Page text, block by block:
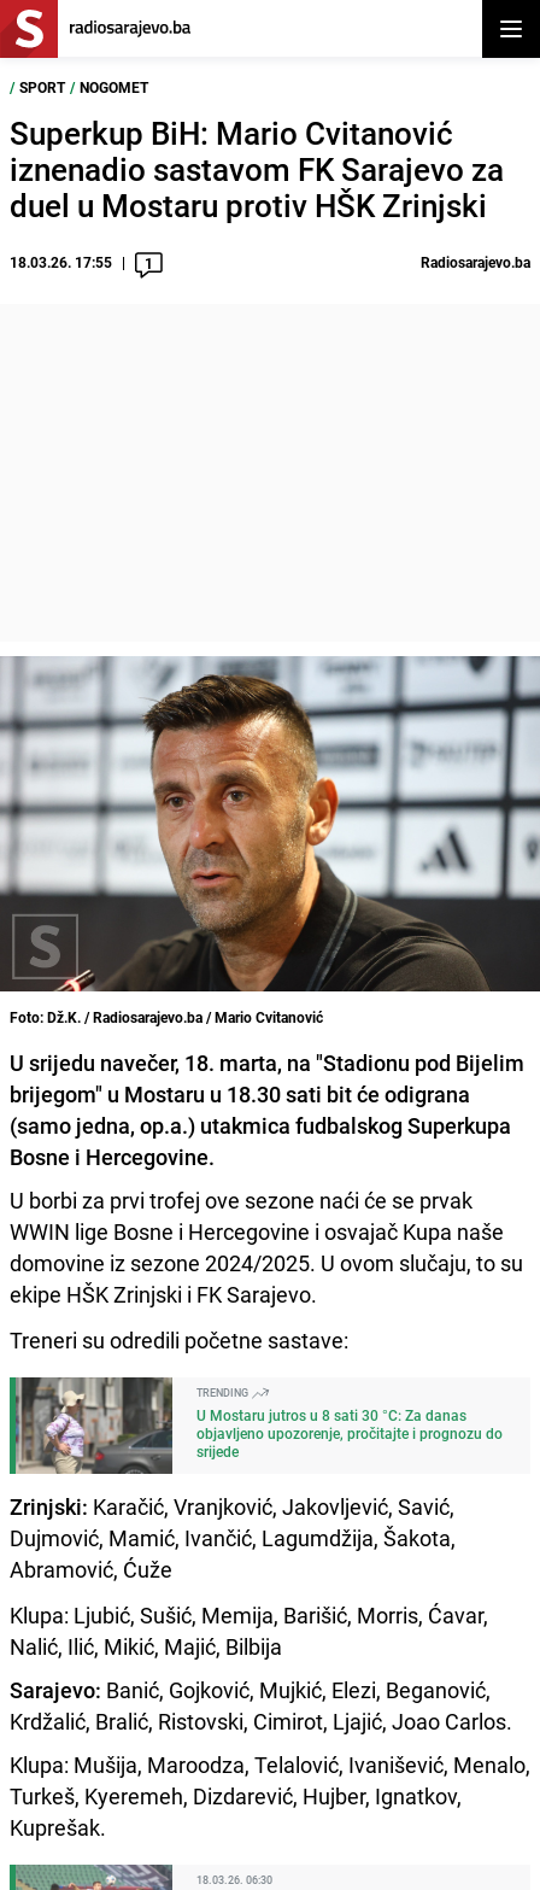
/ SPORT / NOGOMET
Superkup BiH: Mario Cvitanović
iznenadio sastavom FK Sarajevo za
duel u Mostaru protiv HŠK Zrinjski
18.03.26. 17:55 1 Radiosarajevo.ba
Foto: Dž.K. / Radiosarajevo.ba / Mario Cvitanović
U srijedu navečer, 18. marta, na "Stadionu pod Bijelim
brijegom" u Mostaru u 18.30 sati bit će odigrana
(samo jedna, op.a.) utakmica fudbalskog Superkupa
Bosne i Hercegovine.
U borbi za prvi trofej ove sezone naći će se prvak
WWIN lige Bosne i Hercegovine i osvajač Kupa naše
domovine iz sezone 2024/2025. U ovom slučaju, to su
ekipe HŠK Zrinjski i FK Sarajevo.
Treneri su odredili početne sastave:
TRENDING
U Mostaru jutros u 8 sati 30 °C: Za danas
objavljeno upozorenje, pročitajte i prognozu do
srijede
Zrinjski: Karačić, Vranjković, Jakovljević, Savić,
Dujmović, Mamić, Ivančić, Lagumdžija, Šakota,
Abramović, Ćuže
Klupa: Ljubić, Sušić, Memija, Barišić, Morris, Ćavar,
Nalić, Ilić, Mikić, Majić, Bilbija
Sarajevo: Banić, Gojković, Mujkić, Elezi, Beganović,
Krdžalić, Bralić, Ristovski, Cimirot, Ljajić, Joao Carlos.
Klupa: Mušija, Maroodza, Telalović, Ivanišević, Menalo,
Turkeš, Kyeremeh, Dizdarević, Hujber, Ignatkov,
Kuprešak.
18.03.26. 06:30